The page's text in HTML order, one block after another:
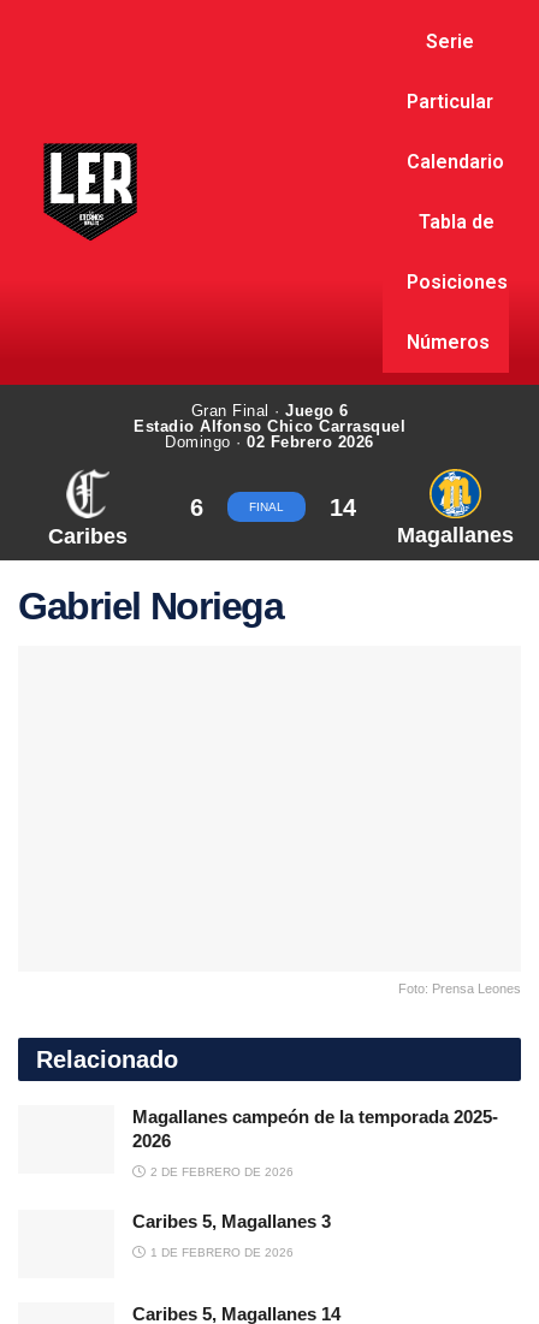
Serie
Particular
Calendario
Tabla de
Posiciones
Números
Gran Final · Juego 6
Estadio Alfonso Chico Carrasquel
Domingo ·02 Febrero 2026
Caribes
6 FINAL 14
Magallanes
Gabriel Noriega
Foto: Prensa Leones
Relacionado
Magallanes campeón de la temporada 2025-
2026
2 DE FEBRERO DE 2026
Caribes 5, Magallanes 3
1 DE FEBRERO DE 2026
Caribes 5, Magallanes 14